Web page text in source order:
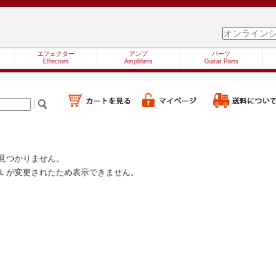
エフェクター
Effectors
アンプ
Amplifiers
パーツ
Guitar Parts
つかりません。
が変更されたため表示できません。